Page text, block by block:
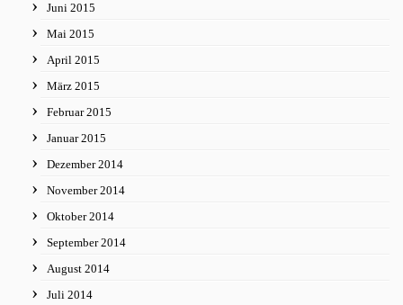
Juni 2015
Mai 2015
April 2015
März 2015
Februar 2015
Januar 2015
Dezember 2014
November 2014
Oktober 2014
September 2014
August 2014
Juli 2014